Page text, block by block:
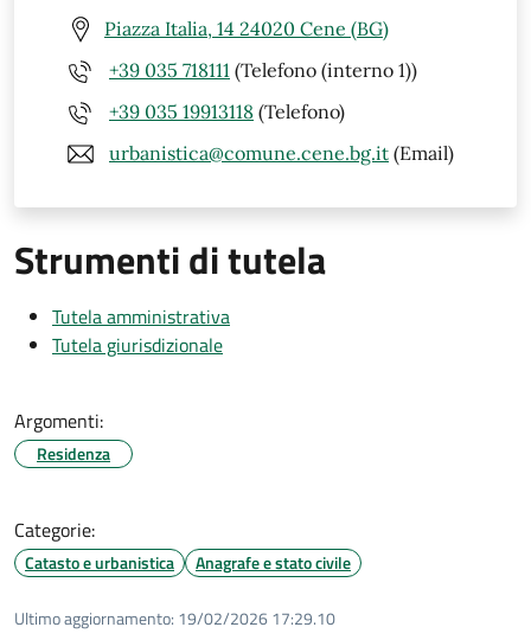
Piazza Italia, 14 24020 Cene (BG)
+39 035 718111 (Telefono (interno 1))
+39 035 19913118 (Telefono)
urbanistica@comune.cene.bg.it (Email)
Strumenti di tutela
Tutela amministrativa
Tutela giurisdizionale
Argomenti:
Residenza
Categorie:
Catasto e urbanistica Anagrafe e stato civile
Ultimo aggiornamento: 19/02/2026 17:29.10